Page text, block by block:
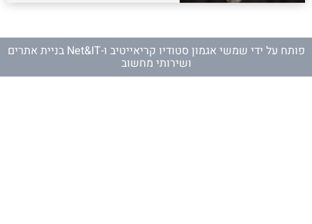
פותח על ידי שמשי אגמון סטודיו קריאייטיב ו- Net&IT בניית אתרים
ושירותי מחשוב